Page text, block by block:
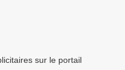
sur le portail